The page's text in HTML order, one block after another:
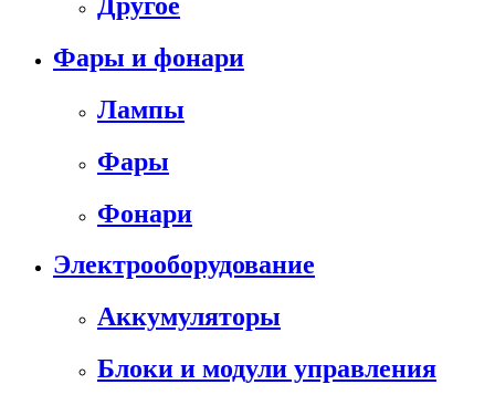
Фары и фонари
Лампы
Фары
Фонари
Электрооборудование
Аккумуляторы
Блоки и модули управления